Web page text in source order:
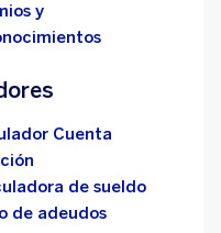
y
Cuenta
de sueldo
de adeudos